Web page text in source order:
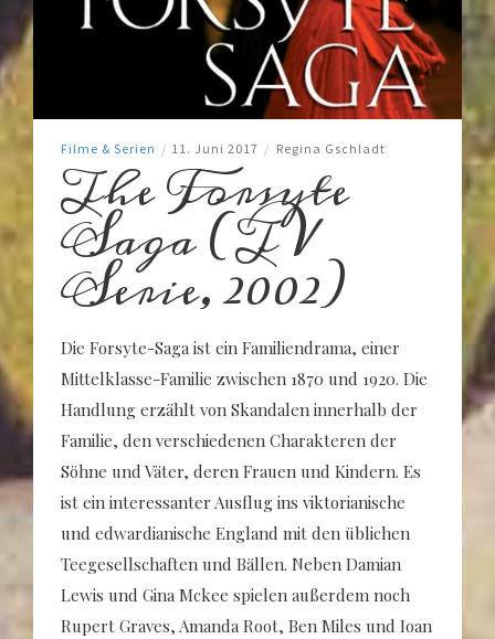
Filme & Serien / 11. Juni 2017 / Regina Gschladt
The Forsyte
Saga (TV
Serie, 2002)
Die Forsyte-Saga ist ein Familiendrama, einer
Mittelklasse-Familie zwischen 1870 und 1920. Die
Handlung erzählt von Skandalen innerhalb der
Familie, den verschiedenen Charakteren der
Söhne und Väter, deren Frauen und Kindern. Es
ist ein interessanter Ausflug ins viktorianische
und edwardianische England mit den üblichen
Teegesellschaften und Bällen. Neben Damian
Lewis und Gina Mckee spielen außerdem noch
Rupert Graves, Amanda Root, Ben Miles und Ioan